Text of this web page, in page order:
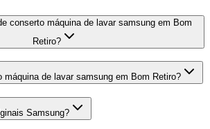
conserto máquina de lavar samsung em Bom
Retiro?
máquina de lavar samsung em Bom Retiro?
Samsung?